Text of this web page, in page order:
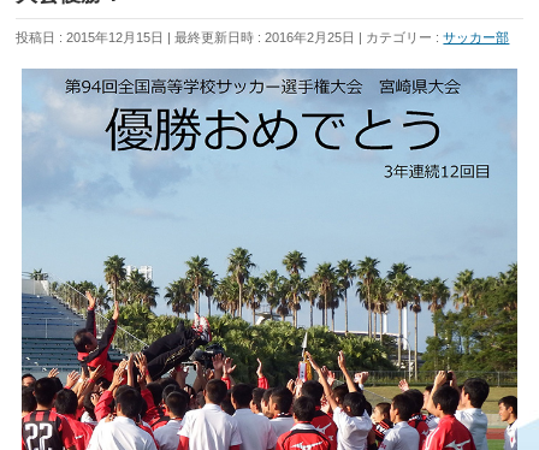
投稿日 : 2015年12月15日 最終更新日時 : 2016年2月25日 カテゴリー :サッカー部